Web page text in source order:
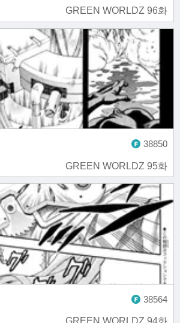
GREEN WORLDZ 96화
GREEN WORLDZ 95화
38850
38564